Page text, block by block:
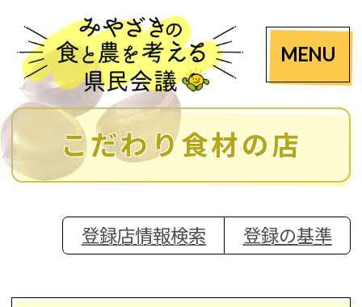
MENU
こだわり食材の店
登録店情報検索 登録の基準